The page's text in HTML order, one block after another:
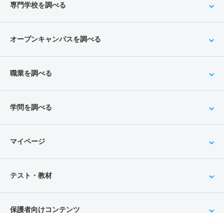
専門学校を調べる
オープンキャンパスを調べる
職業を調べる
学問を調べる
マイページ
テスト・教材
保護者向けコンテンツ